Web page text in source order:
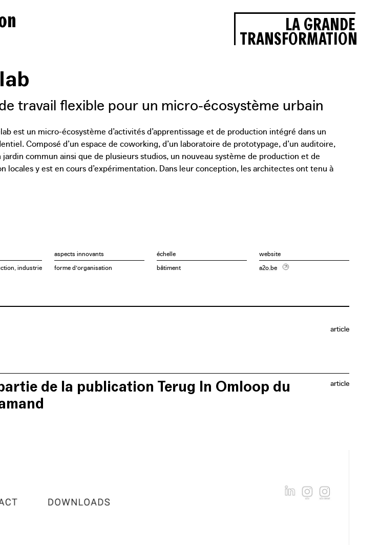
LA GRANDE
TRANSFORMATION
travail flexible pour un micro-écosystème urbain
est un micro-écosystème d’activités d’apprentissage et de production intégré dans un
Composé d’un espace de coworking, d’un laboratoire de prototypage, d’un auditoire,
jardin commun ainsi que de plusieurs studios, un nouveau système de production et de
locales y est en cours d’expérimentation. Dans leur conception, les architectes ont tenu à
un procédé d’« acupuncture architecturale ». À l’avant, ils ont découpé une partie du
industrie
aspects innovants
forme d'organisation
échelle
bâtiment
website
a2o.be
article
article
de la publication Terug In Omloop du